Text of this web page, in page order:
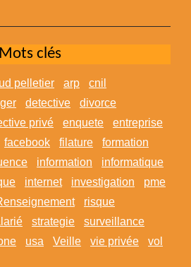
Mots clés
pelletier arp
cnil
detective
divorce
privé enquete
entreprise
facebook filature
formation
information
informatique
internet investigation
pme
risque
strategie
surveillance
usa Veille vie privée
vol